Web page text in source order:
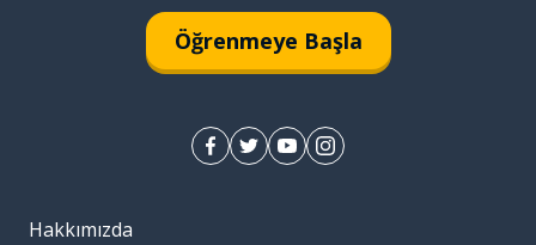
Öğrenmeye Başla
Hakkımızda